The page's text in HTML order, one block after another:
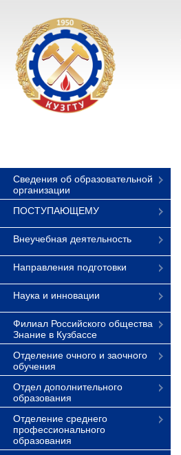
Сведения об образовательной
организации
ПОСТУПАЮЩЕМУ
Внеучебная деятельность
Направления подготовки
Наука и инновации
Филиал Российского общества
Знание в Кузбассе
Отделение очного и заочного
обучения
Отдел дополнительного
образования
Отделение среднего
профессионального
образования